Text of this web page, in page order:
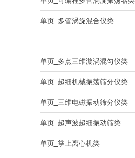
单页_多管涡旋混合仪类
单页_多点三维漩涡混匀仪类
单页_超细机械振荡筛分仪类
单页_三维电磁振动筛分仪类
单页_超声波超细振动筛类
单页_掌上离心机类